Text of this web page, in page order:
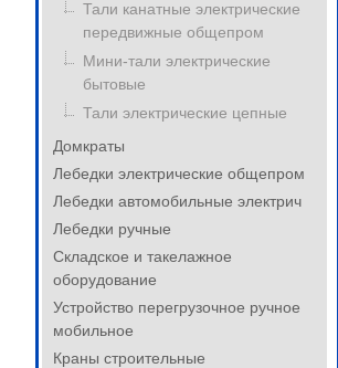
Тали канатные электрические
передвижные общепром
Мини-тали электрические
бытовые
Тали электрические цепные
Домкраты
Лебедки электрические общепром
Лебедки автомобильные электрич
Лебедки ручные
Складское и такелажное
оборудование
Устройство перегрузочное ручное
мобильное
Краны строительные